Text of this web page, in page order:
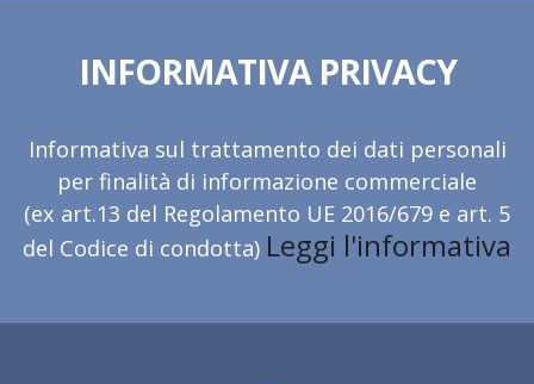
INFORMATIVA PRIVACY
Informativa sul trattamento dei dati personali
per finalità di informazione commerciale
(ex art.13 del Regolamento UE 2016/679 e art. 5
del Codice di condotta) Leggi l'informativa